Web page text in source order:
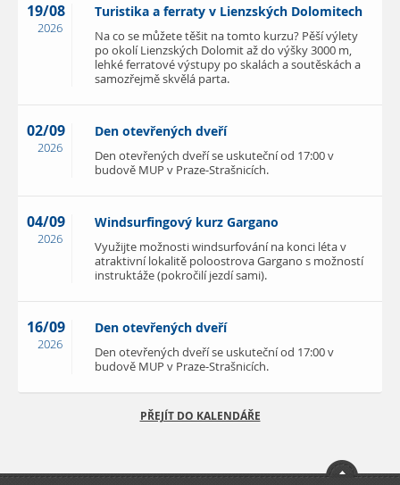
19/08
2026
Turistika a ferraty v Lienzských Dolomitech
Na co se můžete těšit na tomto kurzu? Pěší výlety
po okolí Lienzských Dolomit až do výšky 3000 m,
lehké ferratové výstupy po skalách a soutěskách a
samozřejmě skvělá parta.
02/09
2026
Den otevřených dveří
Den otevřených dveří se uskuteční od 17:00 v
budově MUP v Praze-Strašnicích.
04/09
2026
Windsurfingový kurz Gargano
Využijte možnosti windsurfování na konci léta v
atraktivní lokalitě poloostrova Gargano s možností
instruktáže (pokročilí jezdí sami).
16/09
2026
Den otevřených dveří
Den otevřených dveří se uskuteční od 17:00 v
budově MUP v Praze-Strašnicích.
PŘEJÍT DO KALENDÁŘE